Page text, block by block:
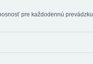
pre každodennú prevádzku.